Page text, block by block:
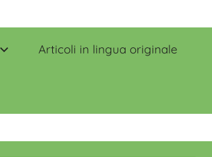
Articoli in lingua originale